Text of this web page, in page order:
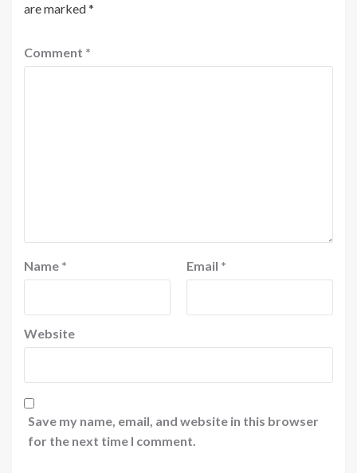
are marked*
Comment *
Name * Email *
Website
Save my name, email, and website in this browser
for the next time I comment.